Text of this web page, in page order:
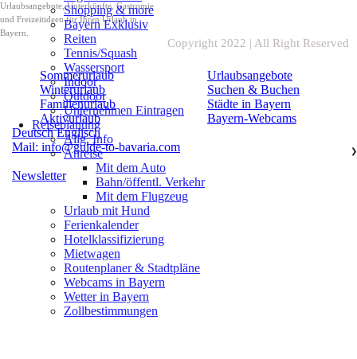
Urlaubsangebote, Unterkünfte, Gastromie
und Freizeitideen für Ihren Urlaub in
Bayern.
Sommerurlaub
Winterurlaub
Familienurlaub
Aktivurlaub
Urlaubsangebote
Suchen & Buchen
Städte in Bayern
Bayern-Webcams
Deutsch Englisch
Mail: info@guide-to-bavaria.com
Newsletter
Copyright 2022 | All Right Reserved
Shopping & more
Bayern Exklusiv
Reiten
Tennis/Squash
Wassersport
Indoor
Outdoor
Unternehmen Eintragen
Reiseplanung
Allg. Info
Anreise
❯
Mit dem Auto
Bahn/öffentl. Verkehr
Mit dem Flugzeug
Urlaub mit Hund
Ferienkalender
Hotelklassifizierung
Mietwagen
Routenplaner & Stadtpläne
Webcams in Bayern
Wetter in Bayern
Zollbestimmungen